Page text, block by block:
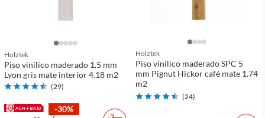
Holztek
Piso vinílico maderado 1.5 mm
Lyon gris mate interior 4.18 m2
(29)
-30%
Holztek
Piso vinílico maderado SPC 5
mm Pignut Hickor café mate 1.74
m2
(24)